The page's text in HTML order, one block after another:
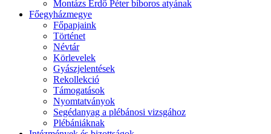
Montázs Erdő Péter bíboros atyának
Főegyházmegye
Főpapjaink
Történet
Névtár
Körlevelek
Gyászjelentések
Rekollekció
Támogatások
Nyomtatványok
Segédanyag a plébánosi vizsgához
Plébániáknak